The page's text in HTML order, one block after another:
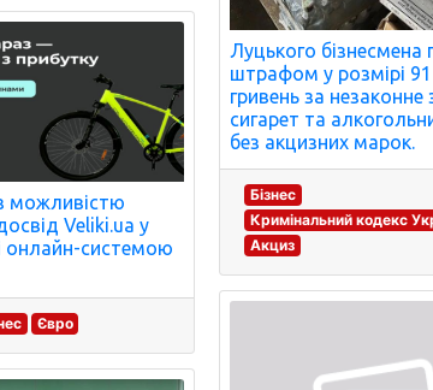
можливістю
Veliki.ua у
онлайн-системою
Євро
Луцького бізнесмена
штрафом у розмірі
гривень за незаконне
сигарет та
без акцизних марок.
Бізнес
Кримінальний кодекс
Акциз